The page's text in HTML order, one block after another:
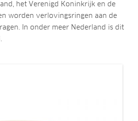
het Verenigd Koninkrijk en de
worden verlovingsringen aan de
In onder meer Nederland is dit